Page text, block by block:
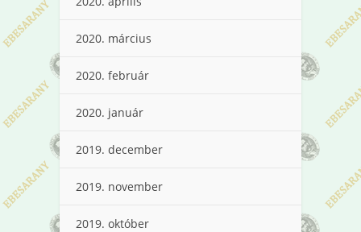
2020. március
2020. február
2020. január
2019. december
2019. november
2019. október